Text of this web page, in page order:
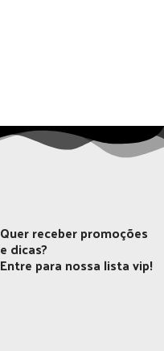
Quer receber promoções
e dicas?
Entre para nossa lista vip!